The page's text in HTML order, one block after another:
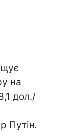
на
дол./
Путін.